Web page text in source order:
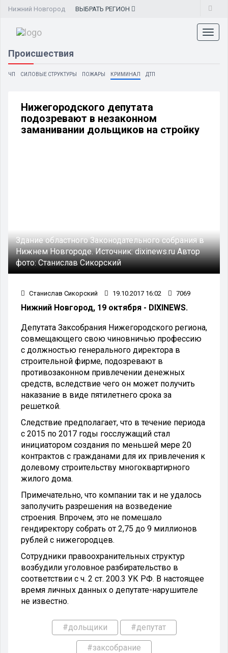
Нижний Новгород ВЫБРАТЬ РЕГИОН
Происшествия
ЧП СИЛОВЫЕ СТРУКТУРЫ ПОЖАРЫ КРИМИНАЛ ДТП
Нижегородского депутата
подозревают в незаконном
заманивании дольщиков на стройку
Здание областного Законодательного собрания в
Нижнем Новгороде.Источник:dixinews.ruАвтор
фото:Станислав Сикорский
Станислав Сикорский 19.10.2017 16:02 7069
Нижний Новгород, 19 октября - DIXINEWS.
Депутата Заксобрания Нижегородского региона,
совмещающего свою чиновничью профессию
с должностью генерального директора в
строительной фирме, подозревают в
противозаконном привлечении денежных
средств, вследствие чего он может получить
наказание в виде пятилетнего срока за
решеткой.
Следствие предполагает, что в течение периода
с 2015 по 2017 годы госслужащий стал
инициатором создания по меньшей мере 20
контрактов с гражданами для их привлечения к
долевому строительству многоквартирного
жилого дома.
Примечательно, что компании так и не удалось
заполучить разрешения на возведение
строения. Впрочем, это не помешало
гендиректору собрать от 2,75 до 9 миллионов
рублей с нижегородцев.
Сотрудники правоохранительных структур
возбудили уголовное разбирательство в
соответствии с ч. 2 ст. 200.3 УК РФ. В настоящее
время личных данных о депутате-нарушителе
не известно.
#дольщики #депутат
#заксобрание